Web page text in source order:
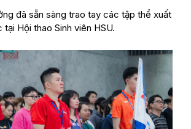
đã sẵn sàng trao tay các tập thể xuất
tại Hội thao Sinh viên HSU.